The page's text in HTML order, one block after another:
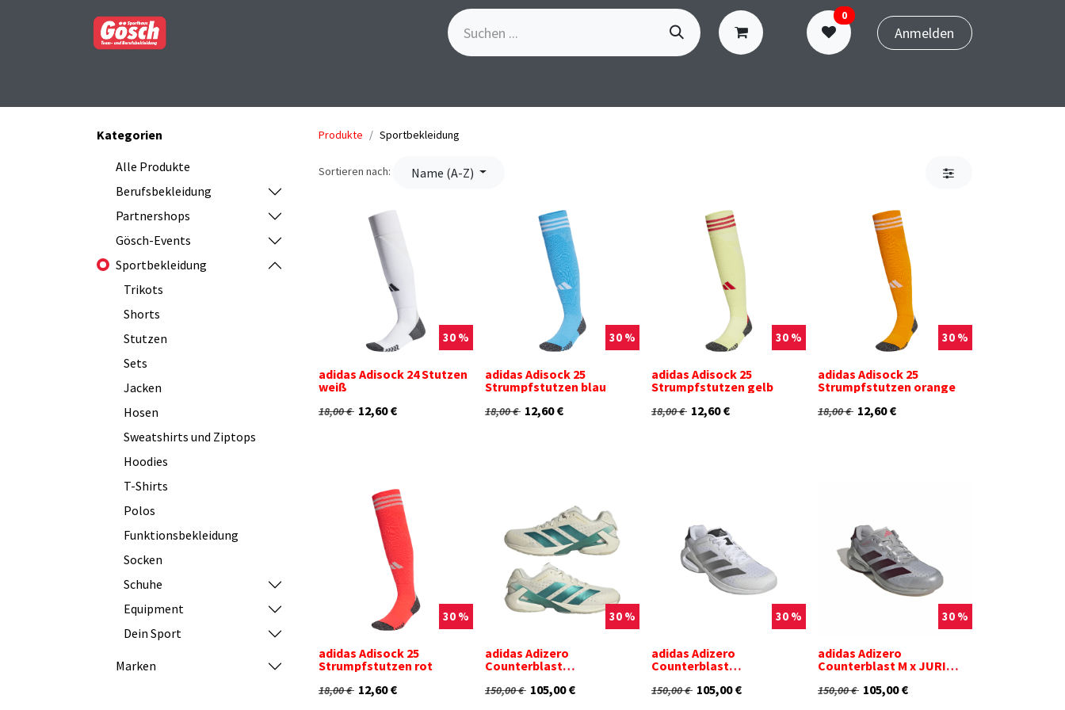
0
Anmelden
Kategorien
Alle Produkte
Berufsbekleidung
Partnershops
Gösch-Events
Sportbekleidung
Trikots
Shorts
Stutzen
Sets
Jacken
Hosen
Sweatshirts und Ziptops
Hoodies
T-Shirts
Polos
Funktionsbekleidung
Socken
Schuhe
Equipment
Dein Sport
Marken
Produkte Sportbekleidung
Sortieren nach: Name (A-Z)
adidas Adisock 24 Stutzen
weiß
30 %
18,00€ 12,60€
adidas Adisock 25
Strumpfstutzen blau
30 %
18,00€ 12,60€
adidas Adisock 25
Strumpfstutzen gelb
30 %
18,00€ 12,60€
adidas Adisock 25
Strumpfstutzen orange
30 %
18,00€ 12,60€
adidas Adisock 25
Strumpfstutzen rot
30 %
18,00€ 12,60€
adidas Adizero
Counterblast
30 %
150,00€ 105,00€
adidas Adizero
Counterblast
30 %
150,00€ 105,00€
adidas Adizero
Counterblast M x JURI
silberfarben
30 %
150,00€ 105,00€